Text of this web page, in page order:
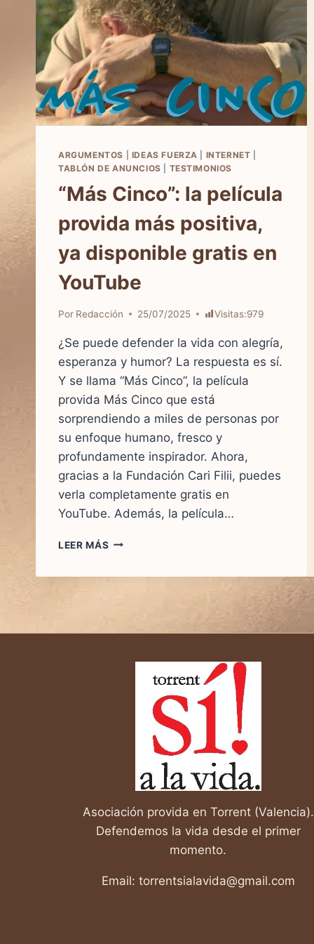
ARGUMENTOS IDEAS FUERZA INTERNET
TABLÓN DE ANUNCIOS
TESTIMONIOS
“Más Cinco”: la película
provida más positiva,
ya disponible gratis en
YouTube
Por Redacción 25/07/2025 Visitas:979
¿Se puede defender la vida con alegría,
esperanza y humor? La respuesta es sí.
Y se llama “Más Cinco”, la película
provida Más Cinco que está
sorprendiendo a miles de personas por
su enfoque humano, fresco y
profundamente inspirador. Ahora,
gracias a la Fundación Cari Filii, puedes
verla completamente gratis en
YouTube. Además, la película…
LEER MÁS “MÁS
DISPONIBLE
YOUTUBE
Asociación provida en Torrent (Valencia).
Defendemos la vida desde el primer
momento.
Email: torrentsialavida@gmail.com